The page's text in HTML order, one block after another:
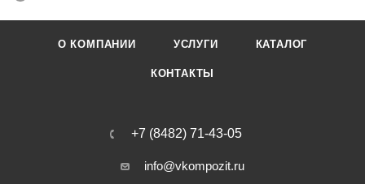
О КОМПАНИИ УСЛУГИ КАТАЛОГ
КОНТАКТЫ
+7 (8482) 71-43-05
info@vkompozit.ru